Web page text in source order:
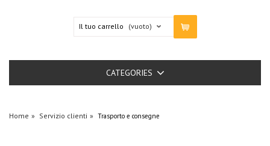
Il tuo carrello (vuoto)
CATEGORIES
Home Servizio clienti Trasporto e consegne